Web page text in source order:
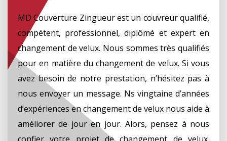
MD Couverture Zingueur est un couvreur qualifié,
compétent, professionnel, diplômé et expert en
changement de velux. Nous sommes très qualifiés
pour en matière du changement de velux. Si vous
avez besoin de notre prestation, n’hésitez pas à
nous envoyer un message. Ns vingtaine d’années
d’expériences en changement de velux nous aide à
améliorer de jour en jour. Alors, pensez à nous